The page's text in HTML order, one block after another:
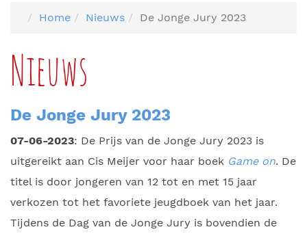
Home Nieuws De Jonge Jury 2023
Nieuws
De Jonge Jury 2023
07-06-2023: De Prijs van de Jonge Jury 2023 is
uitgereikt aan Cis Meijer voor haar boek Game on. De
titel is door jongeren van 12 tot en met 15 jaar
verkozen tot het favoriete jeugdboek van het jaar.
Tijdens de Dag van de Jonge Jury is bovendien de